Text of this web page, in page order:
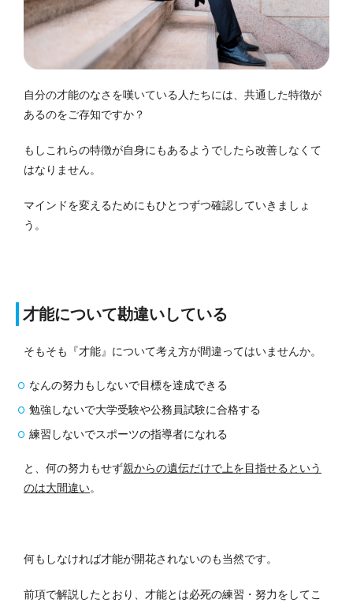
自分の才能のなさを嘆いている人たちには、共通した特徴が
あるのをご存知ですか？
もしこれらの特徴が自身にもあるようでしたら改善しなくて
はなりません。
マインドを変えるためにもひとつずつ確認していきましょ
う。
才能について勘違いしている
そもそも『才能』について考え方が間違ってはいませんか。
なんの努力もしないで目標を達成できる
勉強しないで大学受験や公務員試験に合格する
練習しないでスポーツの指導者になれる
と、何の努力もせず親からの遺伝だけで上を目指せるという
のは大間違い。
何もしなければ才能が開花されないのも当然です。
前項で解説したとおり、才能とは必死の練習・努力をしてこ